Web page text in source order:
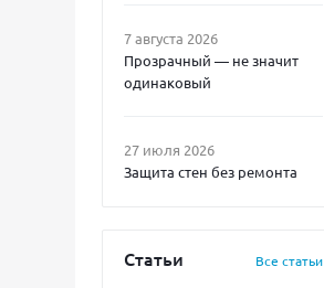
7 августа 2026
Прозрачный — не значит
одинаковый
27 июля 2026
Защита стен без ремонта
Статьи Все статьи